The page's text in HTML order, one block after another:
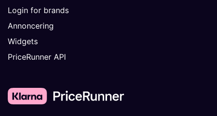
Login for brands
Annoncering
Widgets
PriceRunner API